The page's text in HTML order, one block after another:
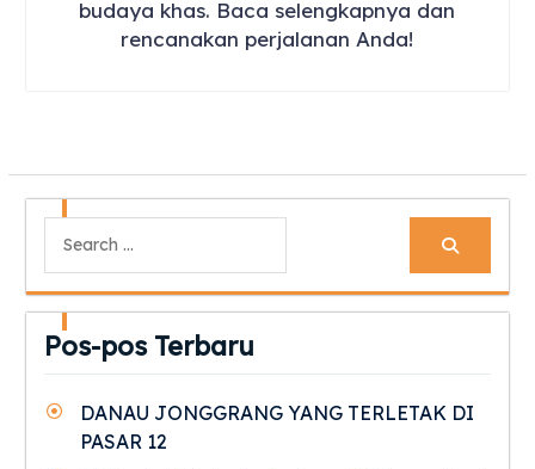
budaya khas. Baca selengkapnya dan
rencanakan perjalanan Anda!
Pos-pos Terbaru
DANAU JONGGRANG YANG TERLETAK DI
PASAR 12